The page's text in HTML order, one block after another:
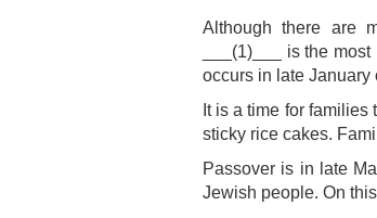
Although there are
___(1)___ is the
occurs in late January
It is a time for
sticky rice cakes.
Passover is in late
Jewish people. On